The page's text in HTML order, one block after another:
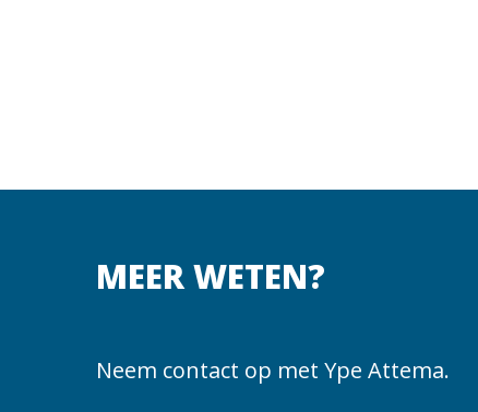
MEER WETEN?
Neem contact op met Ype Attema.